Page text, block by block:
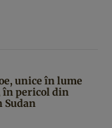
unice în lume
pericol din
Sudan